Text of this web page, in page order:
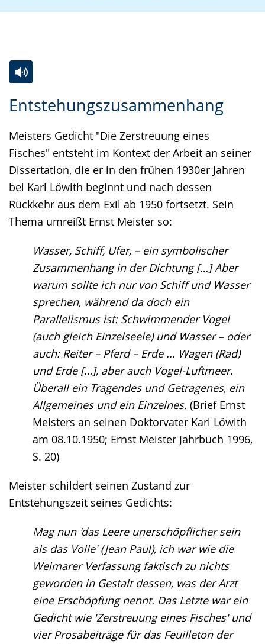
Entstehungszusammenhang
Meisters Gedicht "Die Zerstreuung eines
Fisches" entsteht im Kontext der Arbeit an seiner
Dissertation, die er in den frühen 1930er Jahren
bei Karl Löwith beginnt und nach dessen
Rückkehr aus dem Exil ab 1950 fortsetzt. Sein
Thema umreißt Ernst Meister so:
Wasser, Schiff, Ufer, – ein symbolischer
Zusammenhang in der Dichtung […] Aber
warum sollte ich nur von Schiff und Wasser
sprechen, während da doch ein
Parallelismus ist: Schwimmender Vogel
(auch gleich Einzelseele) und Wasser – oder
auch: Reiter – Pferd – Erde ... Wagen (Rad)
und Erde […], aber auch Vogel-Luftmeer.
Überall ein Tragendes und Getragenes, ein
Allgemeines und ein Einzelnes. (Brief Ernst
Meisters an seinen Doktorvater Karl Löwith
am 08.10.1950; Ernst Meister Jahrbuch 1996,
S. 20)
Meister schildert seinen Zustand zur
Entstehungszeit seines Gedichts:
Mag nun 'das Leere unerschöpflicher sein
als das Volle' (Jean Paul), ich war wie die
Weimarer Verfassung faktisch zu nichts
geworden in Gestalt dessen, was der Arzt
eine Erschöpfung nennt. Das Letzte war ein
Gedicht wie 'Zerstreuung eines Fisches' und
vier Prosabeiträge für das Feuilleton der
Leichten
wechseln.
Audio-
Video
Deutscher
Gebärdensprache
wird
angezeigt.